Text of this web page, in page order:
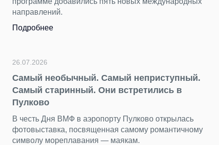
направлений.
Подробнее
26.07.2026
Самый необычный. Самый неприступный.
Самый старинный. Они встретились в
Пулково
В честь Дня ВМФ в аэропорту Пулково открылась
фотовыставка, посвященная самому романтичному
символу мореплавания — маякам.